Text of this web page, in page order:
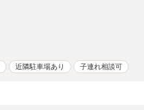
近隣駐車場あり 子連れ相談可